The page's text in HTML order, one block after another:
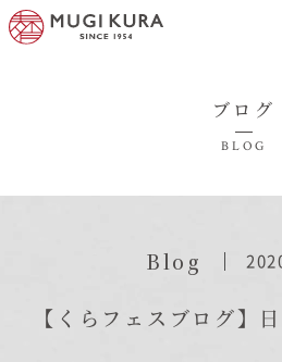
商品紹介
ブログ
BLOG
Blog
【くらフェスブログ】